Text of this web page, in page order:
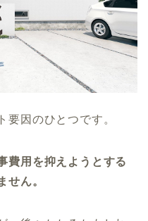
要因のひとつです。
費用を抑えようとする
せん。